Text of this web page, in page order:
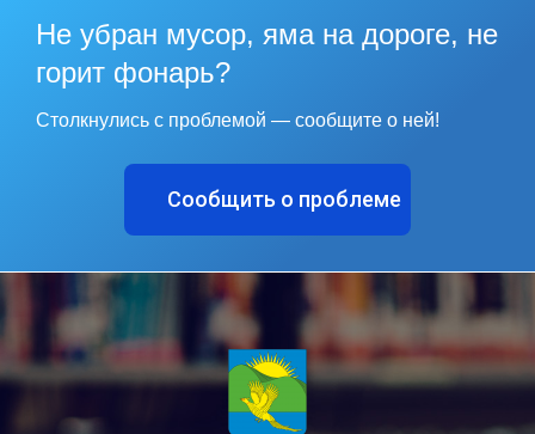
Не убран мусор, яма на дороге, не
горит фонарь?
Столкнулись с проблемой — сообщите о ней!
Сообщить о проблеме